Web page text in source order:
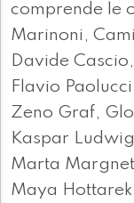
comprende le
Marinoni,
Davide
Flavio
Zeno Graf,
Kaspar
Marta
Maya